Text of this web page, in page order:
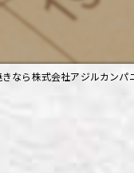
なら株式会社アジルカンパ